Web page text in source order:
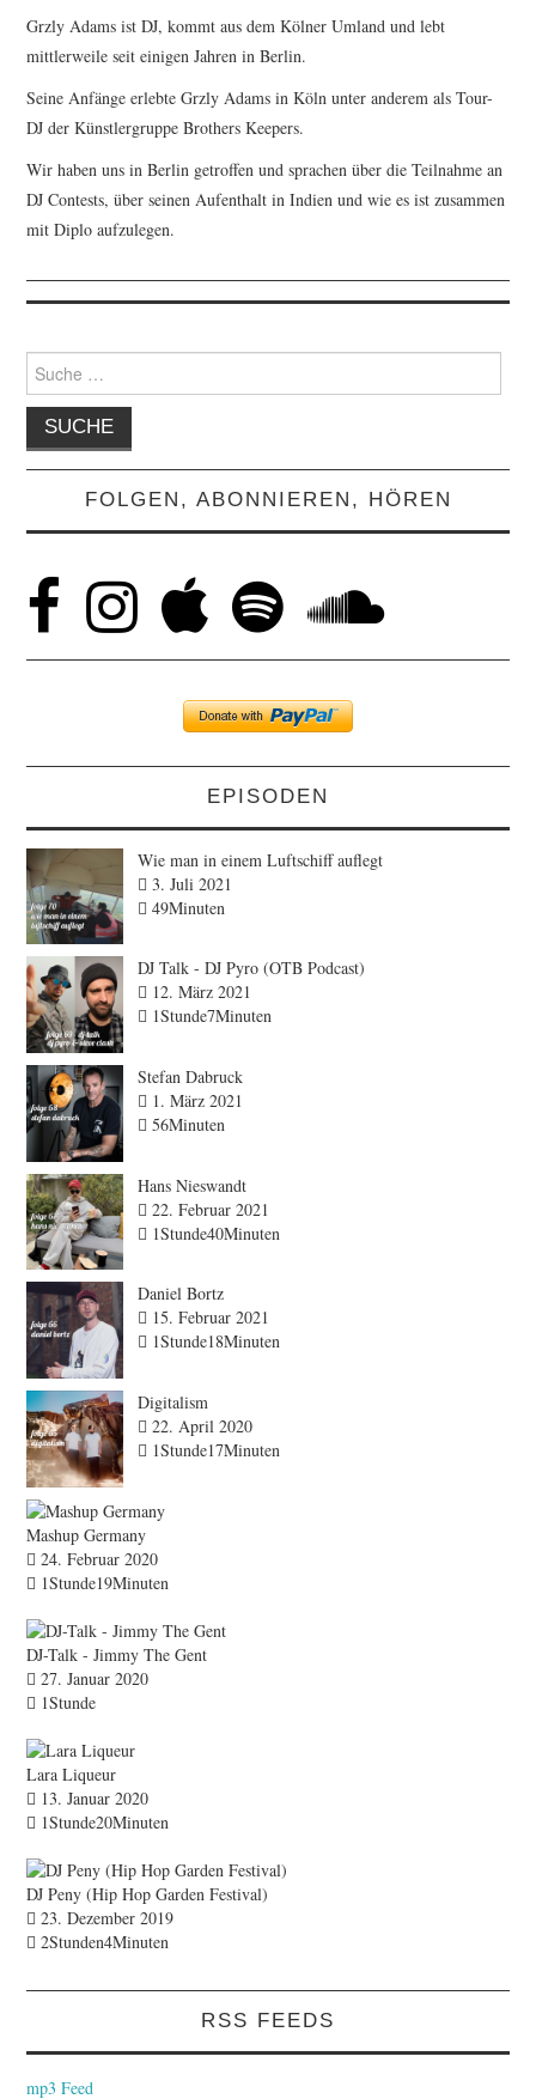
Grzly Adams ist DJ, kommt aus dem Kölner Umland und lebt
mittlerweile seit einigen Jahren in Berlin.
Seine Anfänge erlebte Grzly Adams in Köln unter anderem als Tour-
DJ der Künstlergruppe Brothers Keepers.
Wir haben uns in Berlin getroffen und sprachen über die Teilnahme an
DJ Contests, über seinen Aufenthalt in Indien und wie es ist zusammen
mit Diplo aufzulegen.
nach:
FOLGEN, ABONNIEREN, HÖREN
EPISODEN
Wie man in einem Luftschiff auflegt
3. Juli 2021
49Minuten
DJ Talk - DJ Pyro (OTB Podcast)
12. März 2021
1Stunde7Minuten
Stefan Dabruck
1. März 2021
56Minuten
Hans Nieswandt
22. Februar 2021
1Stunde40Minuten
Daniel Bortz
15. Februar 2021
1Stunde18Minuten
Digitalism
22. April 2020
1Stunde17Minuten
Mashup Germany
24. Februar 2020
1Stunde19Minuten
DJ-Talk - Jimmy The Gent
27. Januar 2020
1Stunde
Lara Liqueur
13. Januar 2020
1Stunde20Minuten
DJ Peny (Hip Hop Garden Festival)
23. Dezember 2019
2Stunden4Minuten
RSS FEEDS
mp3 Feed